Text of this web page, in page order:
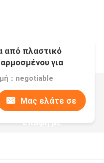
από πλαστικό
για
：negotiable
Μας ελάτε σε
επαφή με